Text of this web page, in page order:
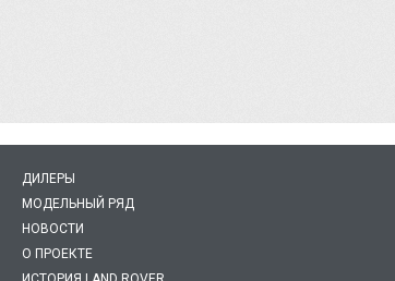
ДИЛЕРЫ
МОДЕЛЬНЫЙ РЯД
НОВОСТИ
О ПРОЕКТЕ